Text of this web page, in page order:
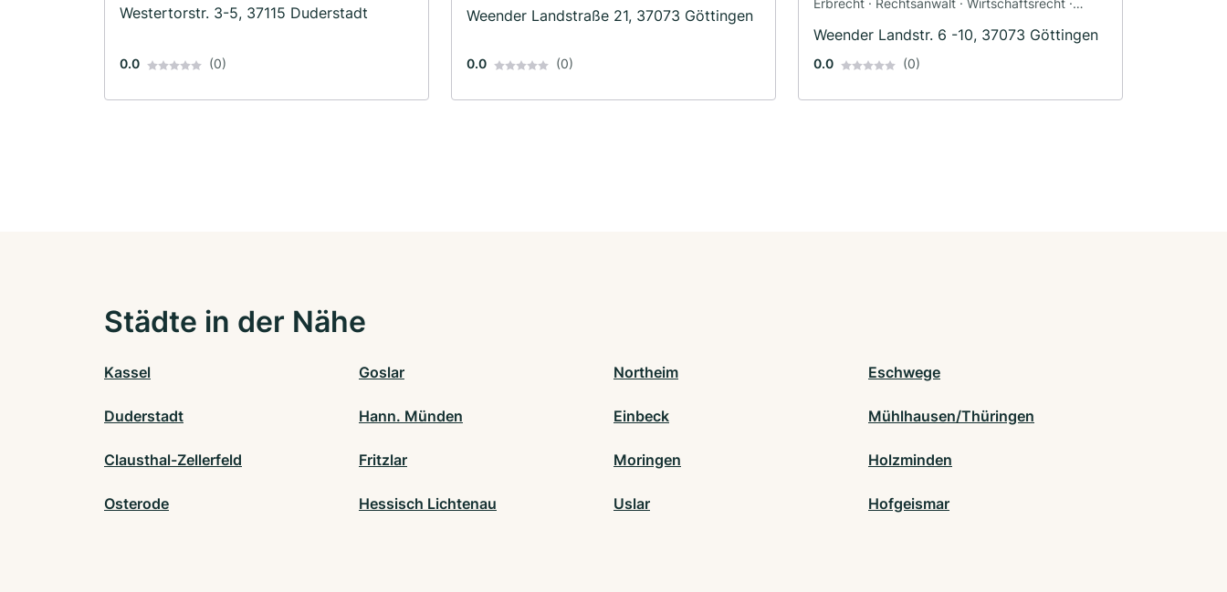
Westertorstr. 3-5, 37115 Duderstadt
0.0 (0)
Weender Landstraße 21, 37073 Göttingen
0.0 (0)
Erbrecht · Rechtsanwalt · Wirtschaftsrecht ·
Weender Landstr. 6 -10, 37073 Göttingen
0.0 (0)
Städte in der Nähe
Kassel Goslar Northeim Eschwege
Duderstadt Hann. Münden Einbeck Mühlhausen/Thüringen
Clausthal-Zellerfeld Fritzlar Moringen Holzminden
Osterode Hessisch Lichtenau Uslar Hofgeismar